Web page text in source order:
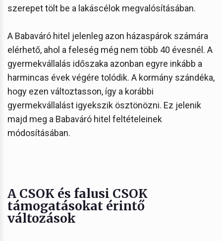
szerepet tölt be a lakáscélok megvalósításában.
A Babaváró hitel jelenleg azon házaspárok számára
elérhető, ahol a feleség még nem több 40 évesnél. A
gyermekvállalás időszaka azonban egyre inkább a
harmincas évek végére tolódik. A kormány szándéka,
hogy ezen változtasson, így a korábbi
gyermekvállalást igyekszik ösztönözni. Ez jelenik
majd meg a Babaváró hitel feltételeinek
módosításában.
A CSOK és falusi CSOK
támogatásokat érintő
változások